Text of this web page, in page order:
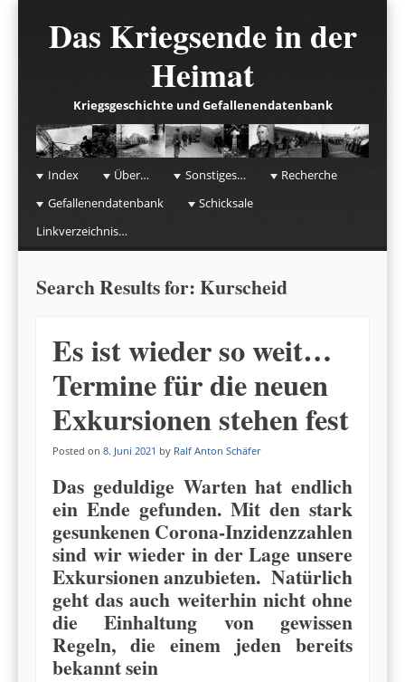
Das Kriegsende in der
Heimat
Kriegsgeschichte und Gefallenendatenbank
☰Menu
Skip to content
Index Über… Sonstiges…
Recherche
Gefallenendatenbank
Schicksale
Linkverzeichnis…
Search Results for:Kurscheid
Es ist wieder so weit…
Termine für die neuen
Exkursionen stehen fest
Posted on 8. Juni 2021 by Ralf Anton Schäfer
Das geduldige Warten hat endlich
ein Ende gefunden. Mit den stark
gesunkenen Corona-Inzidenzzahlen
sind wir wieder in der Lage unsere
Exkursionen anzubieten. Natürlich
geht das auch weiterhin nicht ohne
die Einhaltung von gewissen
Regeln, die einem jeden bereits
bekannt sein